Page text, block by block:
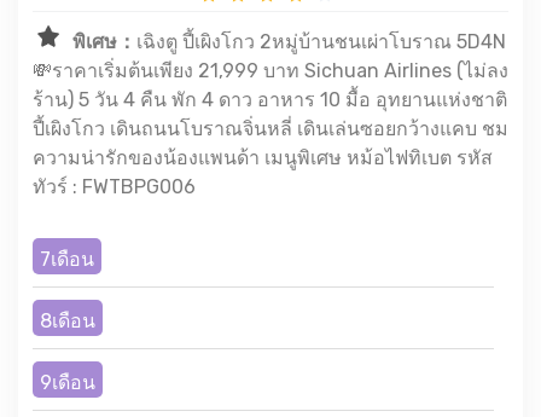
พิเศษ： เฉิงตู ปี้เผิงโกว 2หมู่บ้านชนเผ่าโบราณ 5D4N
💸ราคาเริ่มต้นเพียง 21,999 บาท Sichuan Airlines (ไม่ลง
ร้าน) 5 วัน 4 คืน พัก 4 ดาว อาหาร 10 มื้อ อุทยานแห่งชาติ
ปี้เผิงโกว เดินถนนโบราณจิ่นหลี่ เดินเล่นซอยกว้างแคบ ชม
ความน่ารักของน้องแพนด้า เมนูพิเศษ หม้อไฟทิเบต รหัส
ทัวร์ : FWTBPG006
7เดือน
8เดือน
9เดือน